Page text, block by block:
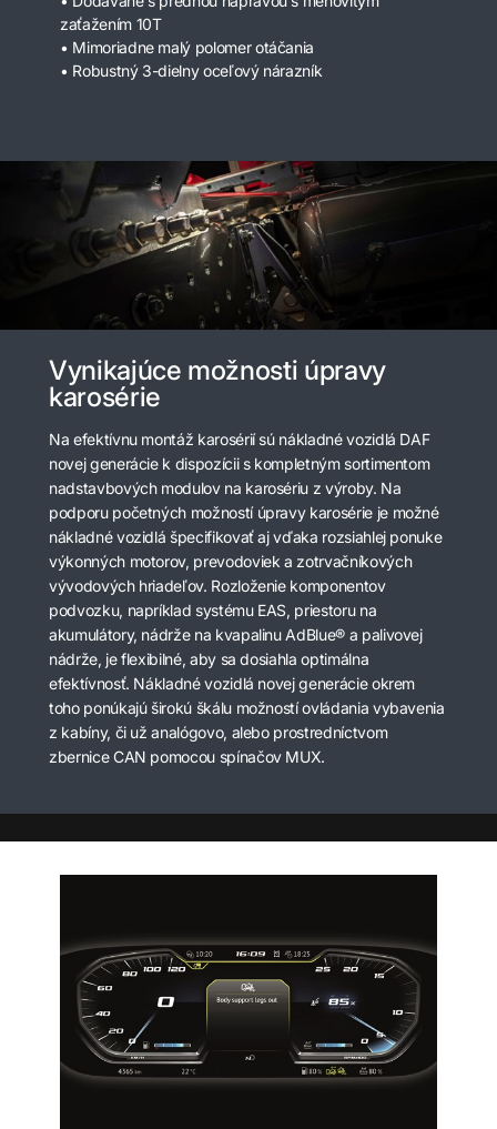
zaťažením 10T
• Mimoriadne malý polomer otáčania
• Robustný 3-dielny oceľový nárazník
Vynikajúce možnosti úpravy
karosérie
Na efektívnu montáž karosérií sú nákladné vozidlá DAF
novej generácie k dispozícii s kompletným sortimentom
nadstavbových modulov na karosériu z výroby. Na
podporu početných možností úpravy karosérie je možné
nákladné vozidlá špecifikovať aj vďaka rozsiahlej ponuke
výkonných motorov, prevodoviek a zotrvačníkových
vývodových hriadeľov. Rozloženie komponentov
podvozku, napríklad systému EAS, priestoru na
akumulátory, nádrže na kvapalinu AdBlue® a palivovej
nádrže, je flexibilné, aby sa dosiahla optimálna
efektívnosť. Nákladné vozidlá novej generácie okrem
toho ponúkajú širokú škálu možností ovládania vybavenia
z kabíny, či už analógovo, alebo prostredníctvom
zbernice CAN pomocou spínačov MUX.